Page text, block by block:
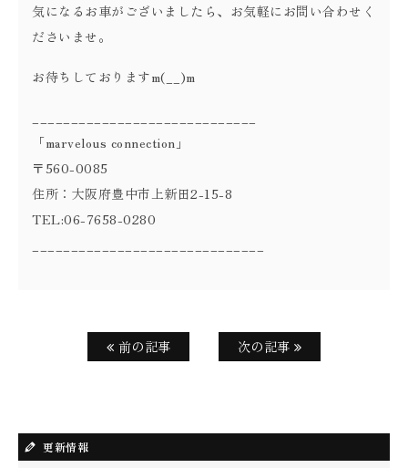
気になるお車がございましたら、お気軽にお問い合わせく
ださいませ。
お待ちしておりますm(__)m
「marvelous connection」
〒560-0085
住所：大阪府豊中市上新田2-15-8
TEL:06-7658-0280
前の記事 次の記事
更新情報